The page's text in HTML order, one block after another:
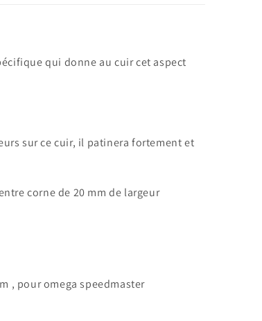
qui donne au cuir cet aspect
sur ce cuir, il patinera fortement et
corne de 20 mm de largeur
, pour omega speedmaster